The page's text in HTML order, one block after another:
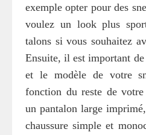
exemple opter pour des
voulez un look plus
talons si vous souhaitez
Ensuite, il est important
et le modèle de votre
fonction du reste de
un pantalon large
chaussure simple et